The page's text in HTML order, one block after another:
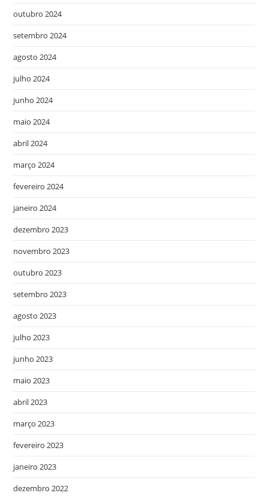
outubro 2024
setembro 2024
agosto 2024
julho 2024
junho 2024
maio 2024
abril 2024
março 2024
fevereiro 2024
janeiro 2024
dezembro 2023
novembro 2023
outubro 2023
setembro 2023
agosto 2023
julho 2023
junho 2023
maio 2023
abril 2023
março 2023
fevereiro 2023
janeiro 2023
dezembro 2022